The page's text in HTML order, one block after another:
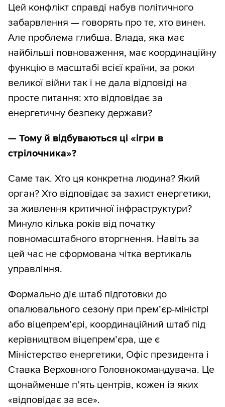
Цей конфлікт справді набув політичного
забарвлення — говорять про те, хто винен.
Але проблема глибша. Влада, яка має
найбільші повноваження, має координаційну
функцію в масштабі всієї країни, за роки
великої війни так і не дала відповіді на
просте питання: хто відповідає за
енергетичну безпеку держави?
— Тому й відбуваються ці «ігри в
стрілочника»?
Саме так. Хто ця конкретна людина? Який
орган? Хто відповідає за захист енергетики,
за живлення критичної інфраструктури?
Минуло кілька років від початку
повномасштабного вторгнення. Навіть за
цей час не сформована чітка вертикаль
управління.
Формально діє штаб підготовки до
опалювального сезону при прем’єр-міністрі
або віцепрем’єрі, координаційний штаб під
керівництвом віцепрем’єра, ще є
Міністерство енергетики, Офіс президента і
Ставка Верховного Головнокомандувача. Це
щонайменше п’ять центрів, кожен із яких
«відповідає за все».